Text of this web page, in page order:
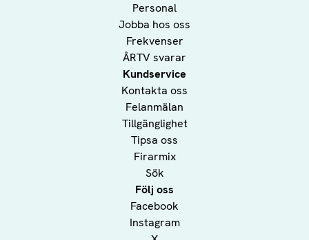
Personal
Jobba hos oss
Frekvenser
ÅRTV svarar
Kundservice
Kontakta oss
Felanmälan
Tillgänglighet
Tipsa oss
Firarmix
Sök
Följ oss
Facebook
Instagram